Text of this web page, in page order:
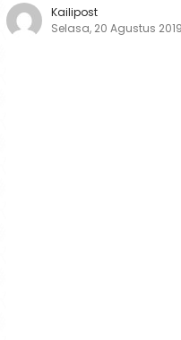
Kailipost
Selasa, 20 Agustus 2019